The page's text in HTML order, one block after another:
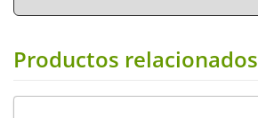
Productos relacionados